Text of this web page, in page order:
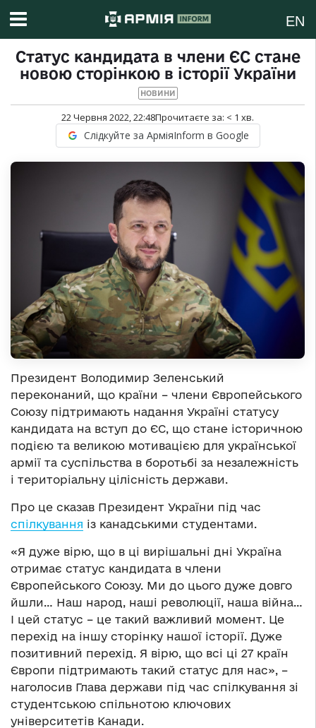
EN
Статус кандидата в члени ЄС стане
новою сторінкою в історії України
НОВИНИ
22 Червня 2022, 22:48Прочитаєте за: < 1 хв.
Слідкуйте за АрміяInform в Google
Президент Володимир Зеленський
переконаний, що країни – члени Європейського
Союзу підтримають надання Україні статусу
кандидата на вступ до ЄС, що стане історичною
подією та великою мотивацією для української
армії та суспільства в боротьбі за незалежність
і територіальну цілісність держави.
Про це сказав Президент України під час
спілкування із канадськими студентами.
«Я дуже вірю, що в ці вирішальні дні Україна
отримає статус кандидата в члени
Європейського Союзу. Ми до цього дуже довго
йшли… Наш народ, наші революції, наша війна…
І цей статус – це такий важливий момент. Це
перехід на іншу сторінку нашої історії. Дуже
позитивний перехід. Я вірю, що всі ці 27 країн
Європи підтримають такий статус для нас», –
наголосив Глава держави під час спілкування зі
студентською спільнотою ключових
університетів Канади.